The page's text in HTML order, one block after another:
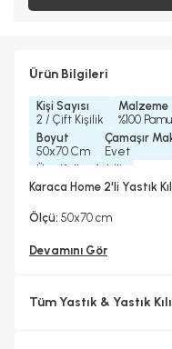
Ürün Bilgileri
Kişi Sayısı
2 / Çift Kişilik
Malzeme
%100
Boyut
50x70 Cm
Çamaşır
Evet
Ütü Kullanılabilir
Evet
Karaca Home 2'li Yastık
Ölçü: 50x70 cm
Devamını Gör
Tüm Yastık & Yastık